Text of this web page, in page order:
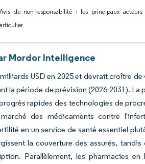
de non-responsabilité : les principaux
Mordor Intelligence
USD en 2025 et devrait croître de
la période de prévision (2026-2031). La
rapides des technologies de
des médicaments contre
en un service de santé essentiel
la couverture des assurés,
Parallèlement, les pharmacies en